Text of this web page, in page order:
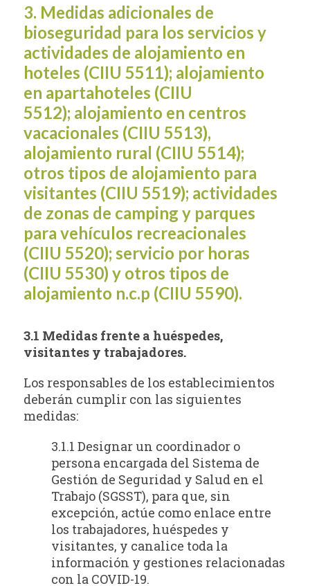
3. Medidas adicionales de
bioseguridad para los servicios y
actividades de alojamiento en
hoteles (CIIU 5511); alojamiento
en apartahoteles (CIIU
5512); alojamiento en centros
vacacionales (CIIU 5513),
alojamiento rural (CIIU 5514);
otros tipos de alojamiento para
visitantes (CIIU 5519); actividades
de zonas de camping y parques
para vehículos recreacionales
(CIIU 5520); servicio por horas
(CIIU 5530) y otros tipos de
alojamiento n.c.p (CIIU 5590).
3.1 Medidas frente a huéspedes,
visitantes y trabajadores.
Los responsables de los establecimientos
deberán cumplir con las siguientes
medidas:
3.1.1 Designar un coordinador o
persona encargada del Sistema de
Gestión de Seguridad y Salud en el
Trabajo (SGSST), para que, sin
excepción, actúe como enlace entre
los trabajadores, huéspedes y
visitantes, y canalice toda la
información y gestiones relacionadas
con la COVID-19.